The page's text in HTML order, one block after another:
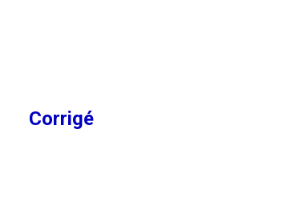
Corrigé